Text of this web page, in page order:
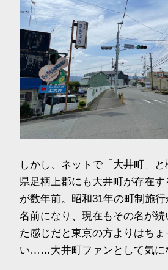
しかし、ネットで「大井町」と
県足柄上郡にも大井町が存在
が数年前。昭和31年の町制施
名前になり、現在もその名が
た感じだと東京の方よりはち
い……大井町ファンとして気に